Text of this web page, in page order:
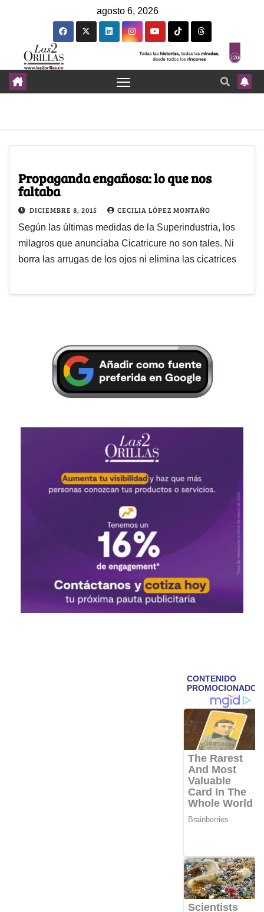
agosto 6, 2026
Propaganda engañosa: lo que nos
faltaba
DICIEMBRE 8, 2015 CECILIA LÓPEZ MONTAÑO
Según las últimas medidas de la Superindustria, los
milagros que anunciaba Cicatricure no son tales. Ni
borra las arrugas de los ojos ni elimina las cicatrices